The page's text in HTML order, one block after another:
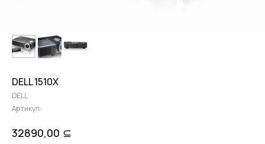
DELL 1510X
DELL
Артикул:
32890,00 ⊆